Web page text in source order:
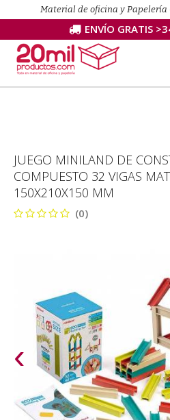
Material de oficina y Papelería
ENVÍO GRATIS
JUEGO MINILAND DE
COMPUESTO 32 VIGAS
150X210X150 MM
(0)
‹